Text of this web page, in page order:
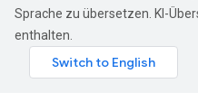
Sprache zu übersetzen. KI-
enthalten.